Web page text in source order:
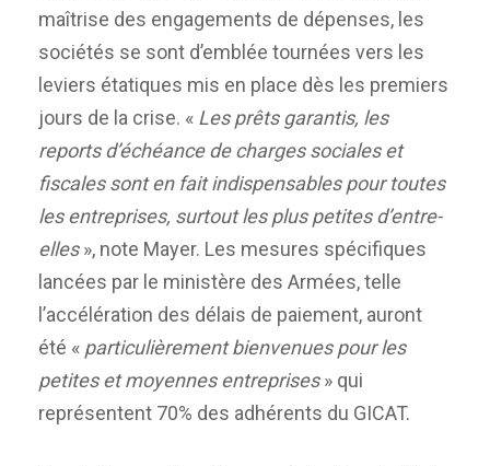
maîtrise des engagements de dépenses, les
sociétés se sont d’emblée tournées vers les
leviers étatiques mis en place dès les premiers
jours de la crise. « Les prêts garantis, les
reports d’échéance de charges sociales et
fiscales sont en fait indispensables pour toutes
les entreprises, surtout les plus petites d’entre-
elles», note Mayer. Les mesures spécifiques
lancées par le ministère des Armées, telle
l’accélération des délais de paiement, auront
été « particulièrement bienvenues pour les
petites et moyennes entreprises» qui
représentent 70% des adhérents du GICAT.